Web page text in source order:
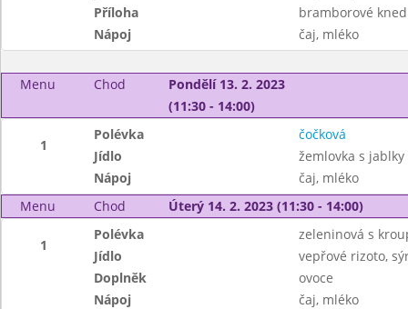
Příloha
bramborové
Nápoj
čaj, mléko
Menu Chod
Pondělí 13. 2. 2023
(11:30 - 14:00)
1
Polévka
čočková
Jídlo
žemlovka s
Nápoj
čaj, mléko
Menu
Chod Úterý 14. 2. 2023 (11:30 - 14:00)
1
Polévka
zeleninová s
Jídlo
vepřové rizoto,
Doplněk
ovoce
Nápoj
čaj, mléko